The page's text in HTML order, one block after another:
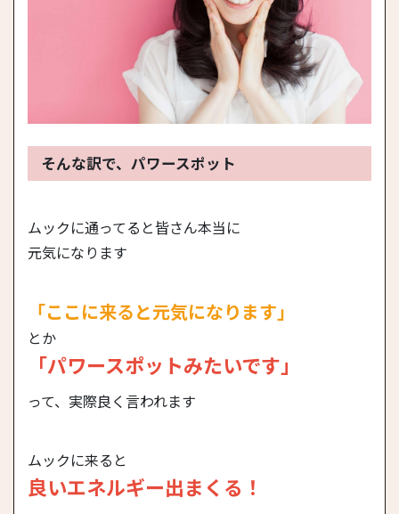
そんな訳で、パワースポット
ムックに通ってると皆さん本当に
元気になります
「ここに来ると元気になります」
とか
「パワースポットみたいです」
って、実際良く言われます
ムックに来ると
良いエネルギー出まくる！